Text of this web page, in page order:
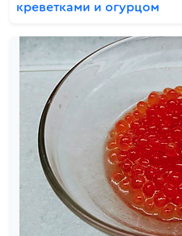
креветками и огурцом